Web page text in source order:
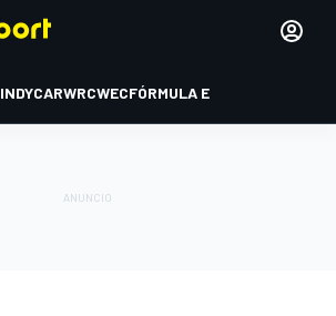
INDYCARWRCWECFÓRMULA E